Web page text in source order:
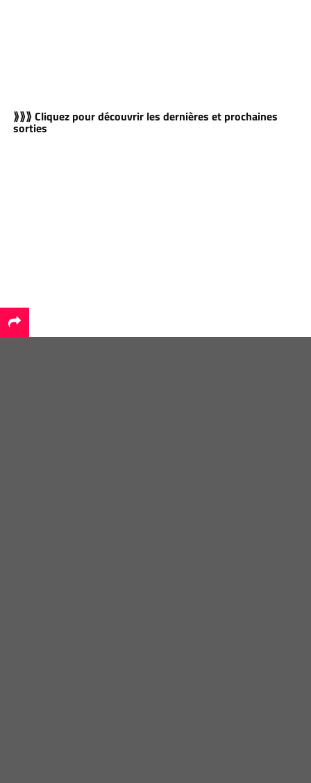
⟫⟫⟫ Cliquez pour découvrir les dernières et prochaines
sorties